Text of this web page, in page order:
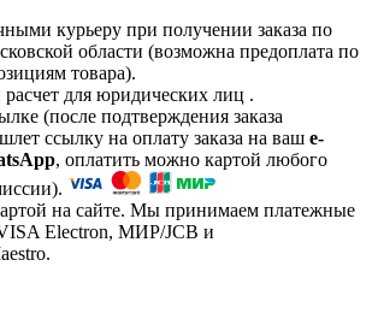
курьеру при получении заказа по
области (возможна предоплата по
товара).
для юридических лиц .
(после подтверждения заказа
ссылку на оплату заказа на ваш e-
, оплатить можно картой любого
на сайте. Мы принимаем платежные
Electron, МИР/JCB и